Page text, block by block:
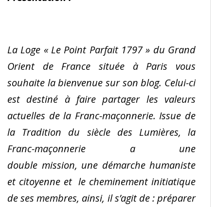
La Loge « Le Point Parfait 1797 » du Grand
Orient de France située à Paris vous
souhaite la bienvenue sur son blog. Celui-ci
est destiné à faire partager les valeurs
actuelles de la Franc-maçonnerie. Issue de
la Tradition du siècle des Lumières, la
Franc-maçonnerie a une
double mission, une démarche humaniste
et citoyenne et le cheminement initiatique
de ses membres, ainsi, il s’agit de : préparer